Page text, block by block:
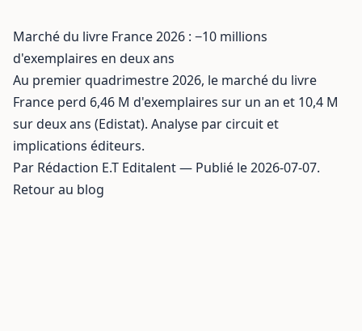
Marché du livre France 2026 : −10 millions
d'exemplaires en deux ans
Au premier quadrimestre 2026, le marché du livre
France perd 6,46 M d'exemplaires sur un an et 10,4 M
sur deux ans (Edistat). Analyse par circuit et
implications éditeurs.
Par Rédaction E.T Editalent — Publié le 2026-07-07.
Retour au blog